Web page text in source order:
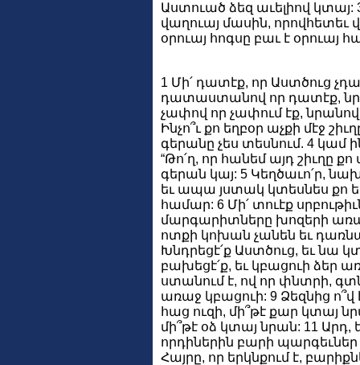
Աստուած ձեզ աւելիով կտայ:
վաղուայ մասին, որովհետեւ
օրուայ հոգսը բաւ է օրուայ
1 Մի՛ դատէք, որ Աստծուց
դատաստանով որ դատէք,
չափով որ չափում էք,
Ինչո՞ւ քո եղբօր աչքի մէջ
գերանը չես տեսնում. 4 կամ
“Թո՛ղ, որ հանեմ այդ շիւղը
գերան կայ: 5 Կեղծաւո՛ր,
եւ ապա յստակ կտեսնես քո
համար: 6 Մի՛ տուէք
մարգարիտները խոզերի
ոտքի կոխան չանեն եւ
Խնդրեցէ՛ք Աստծուց, եւ նա
բախեցէ՛ք, եւ կբացուի ձեր
ստանում է, ով որ փնտրի,
առաջ կբացուի: 9 Ձեզնից ո՞վ
հաց ուզի, մի՞թէ քար կտայ
մի՞թէ օձ կտայ նրան: 11 Արդ,
որդիներին բարի պարգեւներ
Հայրը, որ երկնքում է,